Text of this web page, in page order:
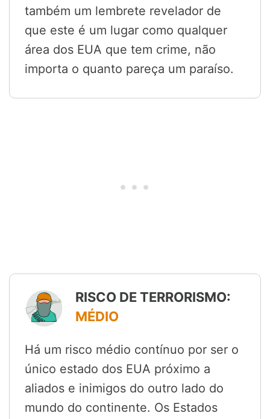
também um lembrete revelador de
que este é um lugar como qualquer
área dos EUA que tem crime, não
importa o quanto pareça um paraíso.
RISCO DE TERRORISMO:
MÉDIO
Há um risco médio contínuo por ser o
único estado dos EUA próximo a
aliados e inimigos do outro lado do
mundo do continente. Os Estados